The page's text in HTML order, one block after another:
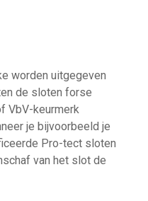
worden uitgegeven
de sloten forse
VbV-keurmerk
je bijvoorbeeld je
Pro-tect sloten
van het slot de